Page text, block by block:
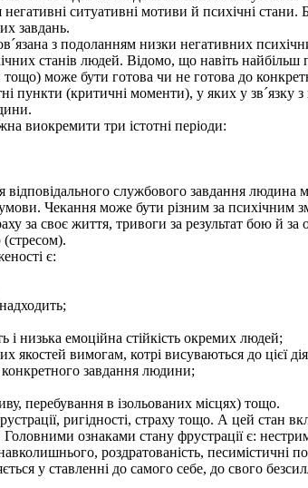
ситуативні мотиви й психічні стани.
завдань.
з подоланням низки негативних
станів людей. Відомо, що навіть
може бути готова чи не готова до
пункти (критичні моменти), у яких у зв´язку
виокремити три істотні періоди:
службового завдання людина
Чекання може бути різним за психічним
за своє життя, тривоги за результат бою й
є:
і низька емоційна стійкість окремих людей;
якостей вимогам, котрі висуваються до цієї
завдання людини;
перебування в ізольованих місцях) тощо.
ригідності, страху тощо. А цей стан
ознаками стану фрустрації є:
роздратованість, песимістичні
у ставленні до самого себе, до свого